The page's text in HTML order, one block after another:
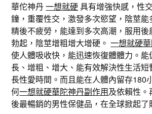
華佗神丹一想就硬具有增強快感，性
鐘，重覆性交，激發多次慾望，陰莖
精後不疲勞，能達到多次高潮，服用
勃起，陰莖增粗增大增硬。一想就硬
使人體吸收快，能迅速恢復體體力。能
長、增粗、增大、能有效解決性生活
長性愛時間。而且能在人體內留存180
何一想就硬華陀神丹副作用及依賴性
後最暢銷的男性保健品，在全球掀起了